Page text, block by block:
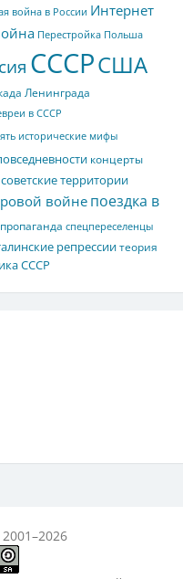
война в России Интернет
Перестройка Польша
СССРСША
Ленинграда
в СССР
исторические мифы
концерты
территории
войнепоездка в
пропаганда спецпереселенцы
репрессиитеория
СССР